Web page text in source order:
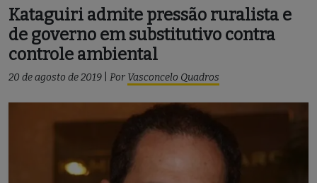
Kataguiri admite pressão ruralista e
de governo em substitutivo contra
controle ambiental
20 de agosto de 2019 Por Vasconcelo Quadros